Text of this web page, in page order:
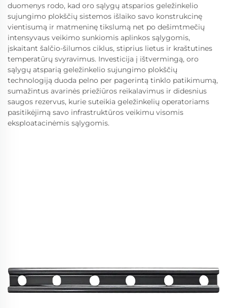
duomenys rodo, kad oro sąlygų atsparios geležinkelio
sujungimo plokščių sistemos išlaiko savo konstrukcinę
vientisumą ir matmeninę tikslumą net po dešimtmečių
intensyvaus veikimo sunkiomis aplinkos sąlygomis,
įskaitant šalčio-šilumos ciklus, stiprius lietus ir kraštutines
temperatūrų svyravimus. Investicija į ištvermingą, oro
sąlygų atsparią geležinkelio sujungimo plokščių
technologiją duoda pelno per pagerintą tinklo patikimumą,
sumažintus avarinės priežiūros reikalavimus ir didesnius
saugos rezervus, kurie suteikia geležinkelių operatoriams
pasitikėjimą savo infrastruktūros veikimu visomis
eksploatacinėmis sąlygomis.